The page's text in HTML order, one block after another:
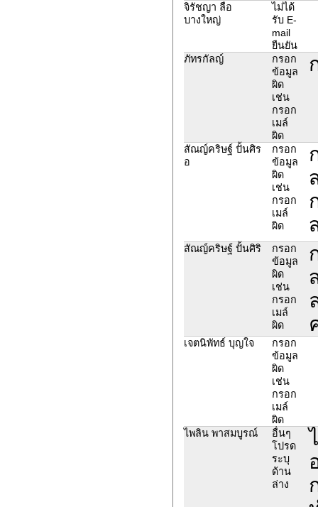
จิรัชญา ลือ
บางใหญ่
ไม่ได้
รับ E-
mail
ยืนยัน
ภัทรกัลญ์
กรอก
ข้อมูล
ผิด
เช่น
กรอก
เมล์
ผิด
สัณญ์คริษฐ์ ปั้นศิร
อ
กรอก
ข้อมูล
ผิด
เช่น
กรอก
เมล์
ผิด
สัณญ์คริษฐ์ ปั้นศิริ
กรอก
ข้อมูล
ผิด
เช่น
กรอก
เมล์
ผิด
เจตนิพัทธ์ บุญใจ
กรอก
ข้อมูล
ผิด
เช่น
กรอก
เมล์
ผิด
ไพลิน พาสมบูรณ์
อื่นๆ
โปรด
ระบุ
ด้าน
ล่าง